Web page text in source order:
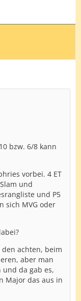
bzw. 6/8 kann
vorbei. 4 ET
und
und P5
sich MVG oder
achten, beim
aber man
und da gab es,
Major das aus in